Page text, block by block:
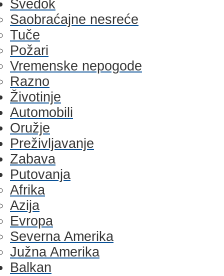
Svedok
Saobraćajne nesreće
Tuče
Požari
Vremenske nepogode
Razno
Životinje
Automobili
Oružje
Preživljavanje
Zabava
Putovanja
Afrika
Azija
Evropa
Severna Amerika
Južna Amerika
Balkan